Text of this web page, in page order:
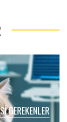
GEREKENLER